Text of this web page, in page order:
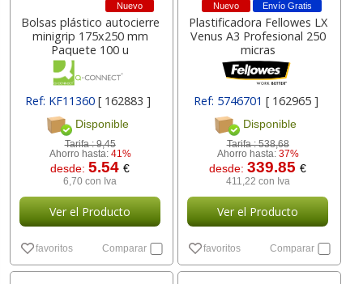
Nuevo
Bolsas plástico autocierre
minigrip 175x250 mm
Paquete 100 u
Ref: KF11360 [ 162883 ]
Disponible
Tarifa :9,45
Ahorro hasta: 41%
desde:5.54€
6,70 con Iva
Ver el Producto
favoritos Comparar
Envío Gratis
Nuevo
Plastificadora Fellowes LX
Venus A3 Profesional 250
micras
Ref: 5746701 [ 162965 ]
Disponible
Tarifa :538,68
Ahorro hasta: 37%
desde:339.85€
411,22 con Iva
Ver el Producto
favoritos Comparar